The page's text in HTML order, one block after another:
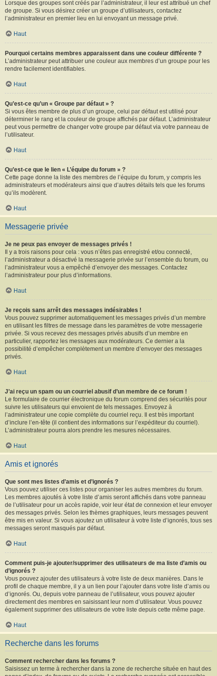
Lorsque des groupes sont créés par l’administrateur, il leur est attribué un chef
de groupe. Si vous désirez créer un groupe d’utilisateurs, contactez
l’administrateur en premier lieu en lui envoyant un message privé.
Haut
Pourquoi certains membres apparaissent dans une couleur différente ?
L’administrateur peut attribuer une couleur aux membres d’un groupe pour les
rendre facilement identifiables.
Haut
Qu’est-ce qu’un « Groupe par défaut » ?
Si vous êtes membre de plus d’un groupe, celui par défaut est utilisé pour
déterminer le rang et la couleur de groupe affichés par défaut. L’administrateur
peut vous permettre de changer votre groupe par défaut via votre panneau de
l’utilisateur.
Haut
Qu’est-ce que le lien « L’équipe du forum » ?
Cette page donne la liste des membres de l’équipe du forum, y compris les
administrateurs et modérateurs ainsi que d’autres détails tels que les forums
qu’ils modèrent.
Haut
Messagerie privée
Je ne peux pas envoyer de messages privés !
Il y a trois raisons pour cela : vous n’êtes pas enregistré et/ou connecté,
l’administrateur a désactivé la messagerie privée sur l’ensemble du forum, ou
l’administrateur vous a empêché d’envoyer des messages. Contactez
l’administrateur pour plus d’informations.
Haut
Je reçois sans arrêt des messages indésirables !
Vous pouvez supprimer automatiquement les messages privés d’un membre
en utilisant les filtres de message dans les paramètres de votre messagerie
privée. Si vous recevez des messages privés abusifs d’un membre en
particulier, rapportez les messages aux modérateurs. Ce dernier a la
possibilité d’empêcher complètement un membre d’envoyer des messages
privés.
Haut
J’ai reçu un spam ou un courriel abusif d’un membre de ce forum !
Le formulaire de courrier électronique du forum comprend des sécurités pour
suivre les utilisateurs qui envoient de tels messages. Envoyez à
l’administrateur une copie complète du courriel reçu. Il est très important
d’inclure l’en-tête (il contient des informations sur l’expéditeur du courriel).
L’administrateur pourra alors prendre les mesures nécessaires.
Haut
Amis et ignorés
Que sont mes listes d’amis et d’ignorés ?
Vous pouvez utiliser ces listes pour organiser les autres membres du forum.
Les membres ajoutés à votre liste d’amis seront affichés dans votre panneau
de l’utilisateur pour un accès rapide, voir leur état de connexion et leur envoyer
des messages privés. Selon les thèmes graphiques, leurs messages peuvent
être mis en valeur. Si vous ajoutez un utilisateur à votre liste d’ignorés, tous ses
messages seront masqués par défaut.
Haut
Comment puis-je ajouter/supprimer des utilisateurs de ma liste d’amis ou
d’ignorés ?
Vous pouvez ajouter des utilisateurs à votre liste de deux manières. Dans le
profil de chaque membre, il y a un lien pour l’ajouter dans votre liste d’amis ou
d’ignorés. Ou, depuis votre panneau de l’utilisateur, vous pouvez ajouter
directement des membres en saisissant leur nom d’utilisateur. Vous pouvez
également supprimer des utilisateurs de votre liste depuis cette même page.
Haut
Recherche dans les forums
Comment rechercher dans les forums ?
Saisissez un terme à rechercher dans la zone de recherche située en haut des